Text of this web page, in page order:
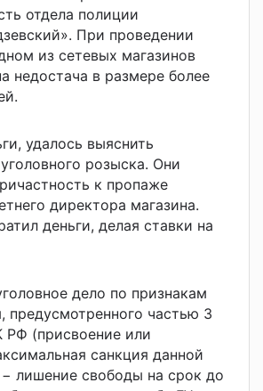
отдела полиции
При проведении
из сетевых магазинов
недостача в размере более
удалось выяснить
розыска. Они
к пропаже
директора магазина.
деньги, делая ставки на
дело по признакам
предусмотренного частью 3
РФ (присвоение или
санкция данной
− лишение свободы на срок до